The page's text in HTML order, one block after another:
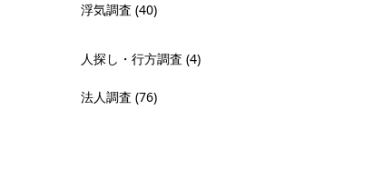
浮気調査 (40)
人探し・行方調査 (4)
法人調査 (76)